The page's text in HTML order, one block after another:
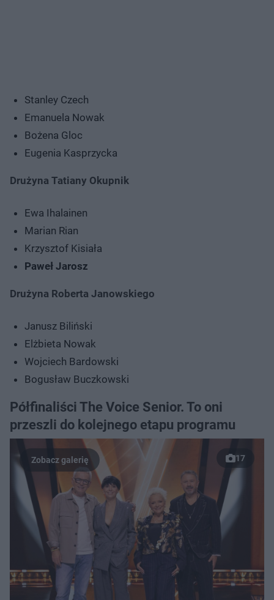
Stanley Czech
Emanuela Nowak
Bożena Gloc
Eugenia Kasprzycka
Drużyna Tatiany Okupnik
Ewa Ihalainen
Marian Rian
Krzysztof Kisiała
Paweł Jarosz
Drużyna Roberta Janowskiego
Janusz Biliński
Elżbieta Nowak
Wojciech Bardowski
Bogusław Buczkowski
Półfinaliści The Voice Senior. To oni
przeszli do kolejnego etapu programu
17